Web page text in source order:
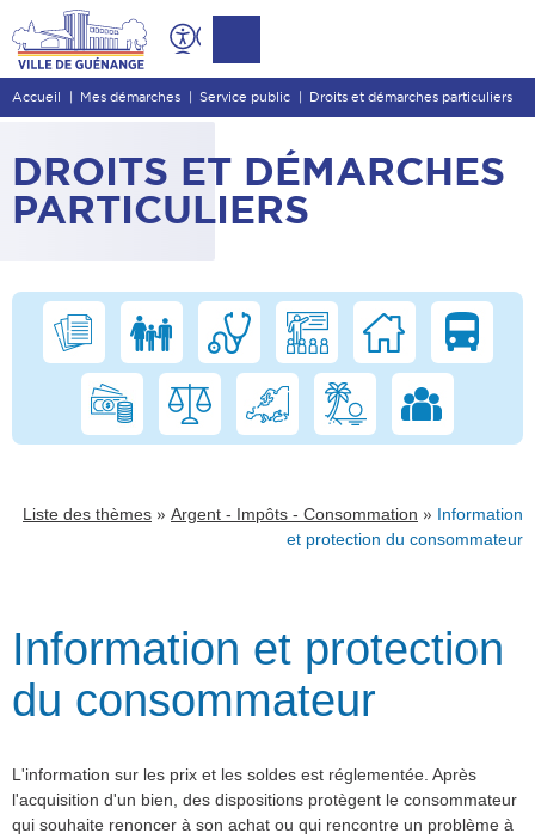
Contenu
Entête de page
Menu principal
Pied de page
Accueil Mes démarches Service public Droits et démarches particuliers
DROITS ET DÉMARCHES
PARTICULIERS
Liste des thèmes » Argent - Impôts - Consommation » Information
et protection du consommateur
Information et protection
du consommateur
L'information sur les prix et les soldes est réglementée. Après
l'acquisition d'un bien, des dispositions protègent le consommateur
qui souhaite renoncer à son achat ou qui rencontre un problème à